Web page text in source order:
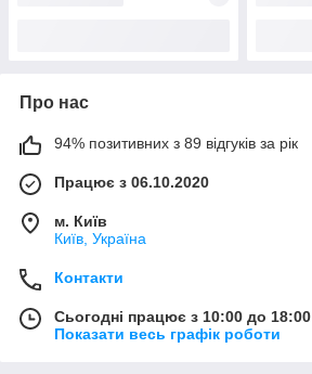
Про нас
94% позитивних з 89 відгуків за рік
Працює з 06.10.2020
м. Київ
Київ, Україна
Контакти
Сьогодні працює з 10:00 до 18:00
Показати весь графік роботи